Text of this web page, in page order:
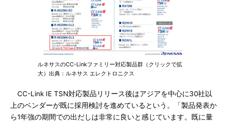
ルネサスのCC-Linkファミリー対応製品群（クリックで拡
大）出典：ルネサス エレクトロニクス
CC-Link IE TSN対応製品リリース後はアジアを中心に30社以
上のベンダーが既に採用検討を進めているという。「製品発表か
ら1年強の期間での出だしは非常に良いと感じています。既に量